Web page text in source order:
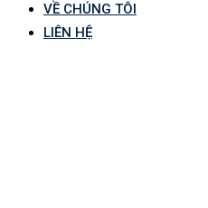
VỀ CHÚNG TÔI
LIÊN HỆ